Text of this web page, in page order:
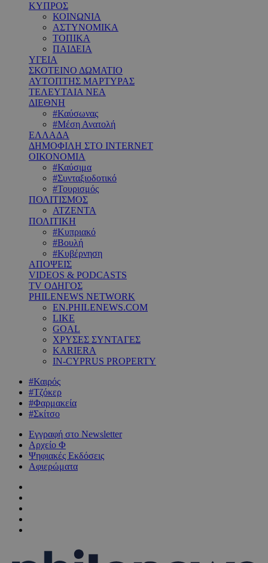
ΚΥΠΡΟΣ
ΚΟΙΝΩΝΙΑ
ΑΣΤΥΝΟΜΙΚΑ
ΤΟΠΙΚΑ
ΠΑΙΔΕΙΑ
ΥΓΕΙΑ
ΣΚΟΤΕΙΝΟ ΔΩΜΑΤΙΟ
ΑΥΤΟΠΤΗΣ ΜΑΡΤΥΡΑΣ
ΤΕΛΕΥΤΑΙΑ ΝΕΑ
ΔΙΕΘΝΗ
#Καύσωνας
#Μέση Ανατολή
ΕΛΛΑΔΑ
ΔΗΜΟΦΙΛΗ ΣΤΟ INTERNET
ΟΙΚΟΝΟΜΙΑ
#Καύσιμα
#Συνταξιοδοτικό
#Τουρισμός
ΠΟΛΙΤΙΣΜΟΣ
ΑΤΖΕΝΤΑ
ΠΟΛΙΤΙΚΗ
#Κυπριακό
#Βουλή
#Κυβέρνηση
ΑΠΟΨΕΙΣ
VIDEOS & PODCASTS
TV ΟΔΗΓΟΣ
PHILENEWS NETWORK
EN.PHILENEWS.COM
LIKE
GOAL
ΧΡΥΣΕΣ ΣΥΝΤΑΓΕΣ
KARIERA
IN-CYPRUS PROPERTY
#Καιρός
#Τζόκερ
#Φαρμακεία
#Σκίτσο
Εγγραφή στο Newsletter
Αρχείο Φ
Ψηφιακές Εκδόσεις
Αφιερώματα